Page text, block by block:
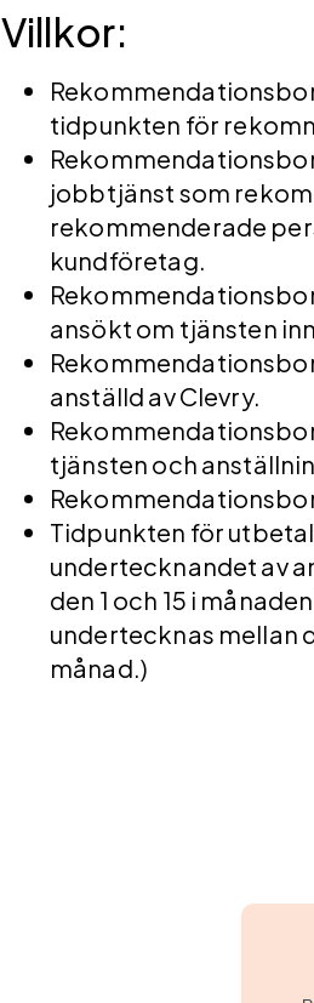
Villkor:
tidpunkten för
jobbtjänst som
rekommenderade
kundföretag.
ansökt om tjänsten
anställd av Clevry.
tjänsten och
Tidpunkten för
undertecknandet av
den 1 och 15 i
undertecknas mellan
månad.)